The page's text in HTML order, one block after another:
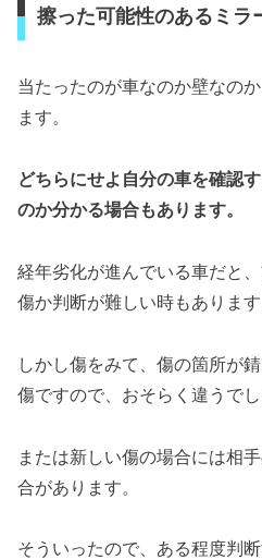
擦った可能性のあるミラ
当たったのが車なのか壁なの
ます。
どちらにせよ自分の車を確認
のか分かる場合もあります。
経年劣化が進んでいる車だと
傷か判断が難しい時もあります
しかし傷をみて、傷の箇所が
傷ですので、おそらく違うでし
または新しい傷の場合には相
合があります。
そういったので、ある程度判